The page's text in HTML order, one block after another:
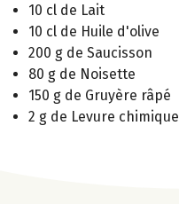
10 cl de Lait
10 cl de Huile d'olive
200 g de Saucisson
80 g de Noisette
150 g de Gruyère râpé
2 g de Levure chimique